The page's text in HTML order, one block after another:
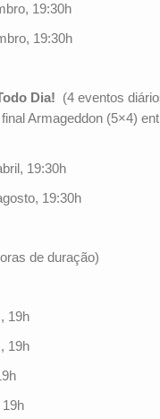
19:30h
19:30h
Dia! (4 eventos
Armageddon (5×4)
19:30h
19:30h
de duração)
19h
19h